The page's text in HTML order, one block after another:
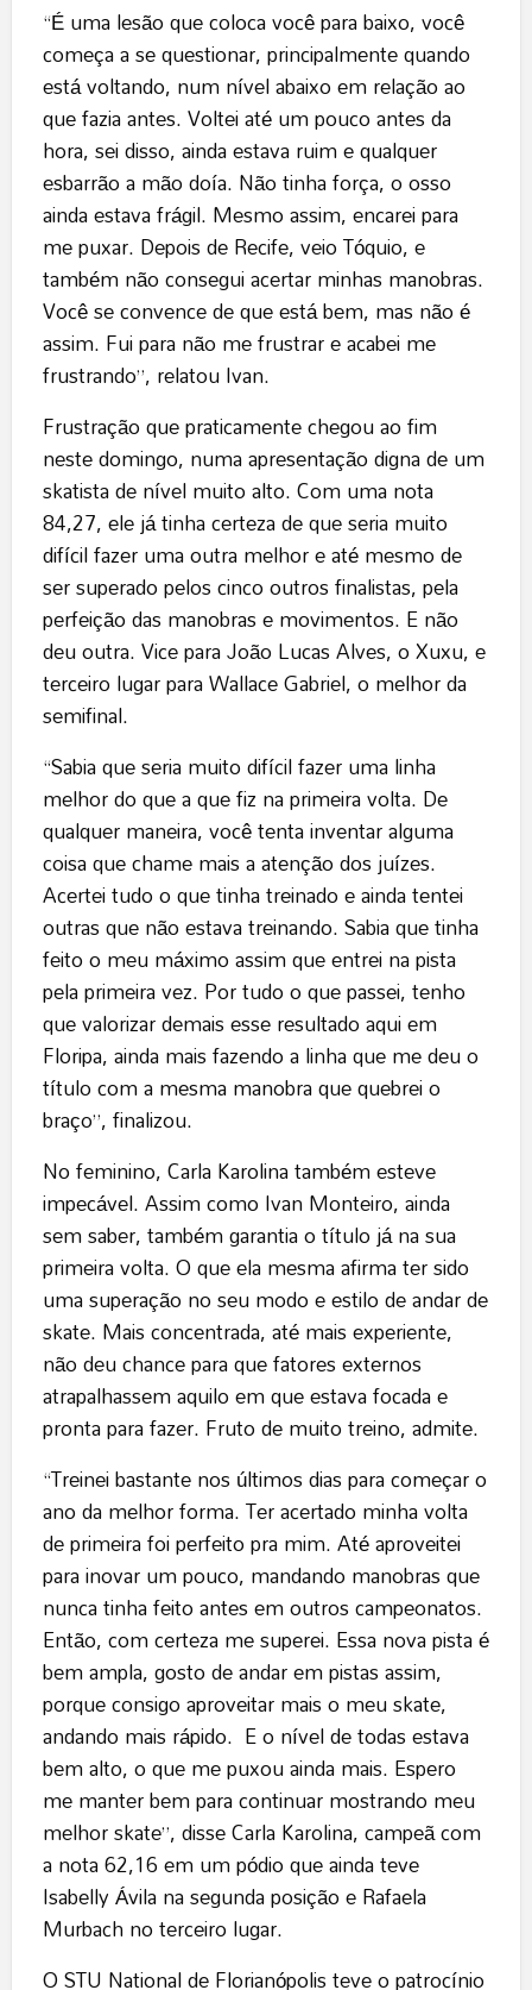
“É uma lesão que coloca você para baixo, você
começa a se questionar, principalmente quando
está voltando, num nível abaixo em relação ao
que fazia antes. Voltei até um pouco antes da
hora, sei disso, ainda estava ruim e qualquer
esbarrão a mão doía. Não tinha força, o osso
ainda estava frágil. Mesmo assim, encarei para
me puxar. Depois de Recife, veio Tóquio, e
também não consegui acertar minhas manobras.
Você se convence de que está bem, mas não é
assim. Fui para não me frustrar e acabei me
frustrando”, relatou Ivan.
Frustração que praticamente chegou ao fim
neste domingo, numa apresentação digna de um
skatista de nível muito alto. Com uma nota
84,27, ele já tinha certeza de que seria muito
difícil fazer uma outra melhor e até mesmo de
ser superado pelos cinco outros finalistas, pela
perfeição das manobras e movimentos. E não
deu outra. Vice para João Lucas Alves, o Xuxu, e
terceiro lugar para Wallace Gabriel, o melhor da
semifinal.
“Sabia que seria muito difícil fazer uma linha
melhor do que a que fiz na primeira volta. De
qualquer maneira, você tenta inventar alguma
coisa que chame mais a atenção dos juízes.
Acertei tudo o que tinha treinado e ainda tentei
outras que não estava treinando. Sabia que tinha
feito o meu máximo assim que entrei na pista
pela primeira vez. Por tudo o que passei, tenho
que valorizar demais esse resultado aqui em
Floripa, ainda mais fazendo a linha que me deu o
título com a mesma manobra que quebrei o
braço”, finalizou.
No feminino, Carla Karolina também esteve
impecável. Assim como Ivan Monteiro, ainda
sem saber, também garantia o título já na sua
primeira volta. O que ela mesma afirma ter sido
uma superação no seu modo e estilo de andar de
skate. Mais concentrada, até mais experiente,
não deu chance para que fatores externos
atrapalhassem aquilo em que estava focada e
pronta para fazer. Fruto de muito treino, admite.
“Treinei bastante nos últimos dias para começar o
ano da melhor forma. Ter acertado minha volta
de primeira foi perfeito pra mim. Até aproveitei
para inovar um pouco, mandando manobras que
nunca tinha feito antes em outros campeonatos.
Então, com certeza me superei. Essa nova pista é
bem ampla, gosto de andar em pistas assim,
porque consigo aproveitar mais o meu skate,
andando mais rápido. E o nível de todas estava
bem alto, o que me puxou ainda mais. Espero
me manter bem para continuar mostrando meu
melhor skate”, disse Carla Karolina, campeã com
a nota 62,16 em um pódio que ainda teve
Isabelly Ávila na segunda posição e Rafaela
Murbach no terceiro lugar.
O STU National de Florianópolis teve o patrocínio